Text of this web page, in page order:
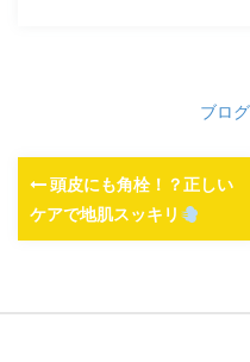
ブロ
頭皮にも角栓！？正しい
ケアで地肌スッキリ